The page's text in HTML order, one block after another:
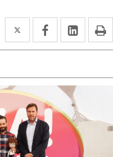
Twitter
Enlace
a
aplicación
externa.
Facebook
Enlace
a
aplicación
externa.
Enlace
a